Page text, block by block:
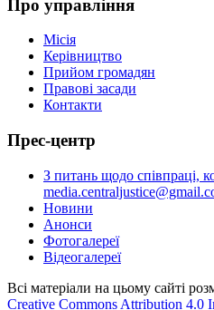
Про управління
Місія
Керівництво
Прийом громадян
Правові засади
Контакти
Прес-центр
З питань щодо співпраці,
Новини
Анонси
Фотогалереї
Відеогалереї
Всі матеріали на цьому сайті
Creative Commons Attribution 4.0